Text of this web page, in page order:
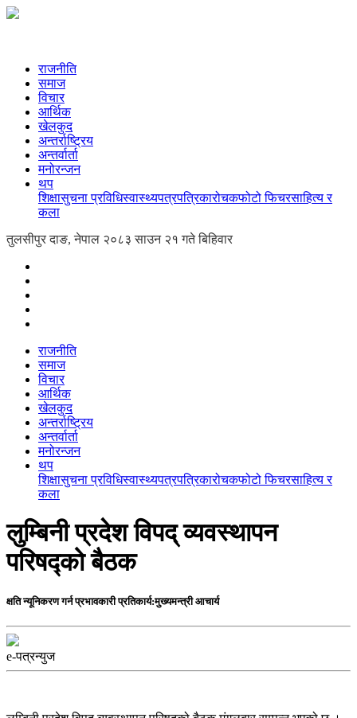
राजनीति
समाज
विचार
आर्थिक
खेलकुद
अन्तर्राष्ट्रिय
अन्तर्वार्ता
मनोरन्जन
थप
शिक्षासुचना प्रविधिस्वास्थ्यपत्रपत्रिकारोचकफोटो फिचरसाहित्य र
कला
तुलसीपुर दाङ, नेपाल २०८३ साउन २१ गते बिहिवार
राजनीति
समाज
विचार
आर्थिक
खेलकुद
अन्तर्राष्ट्रिय
अन्तर्वार्ता
मनोरन्जन
थप
शिक्षासुचना प्रविधिस्वास्थ्यपत्रपत्रिकारोचकफोटो फिचरसाहित्य र
कला
लुम्बिनी प्रदेश विपद् व्यवस्थापन
परिषद्को बैठक
क्षति न्यूनिकरण गर्न प्रभावकारी प्रतिकार्य:मुख्यमन्त्री आचार्य
e-पत्रन्युज